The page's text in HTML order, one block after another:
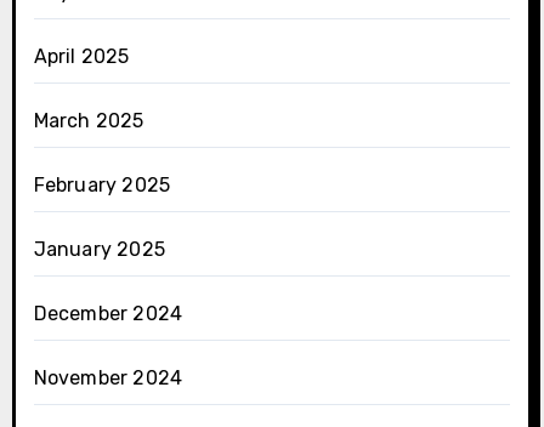
April 2025
March 2025
February 2025
January 2025
December 2024
November 2024